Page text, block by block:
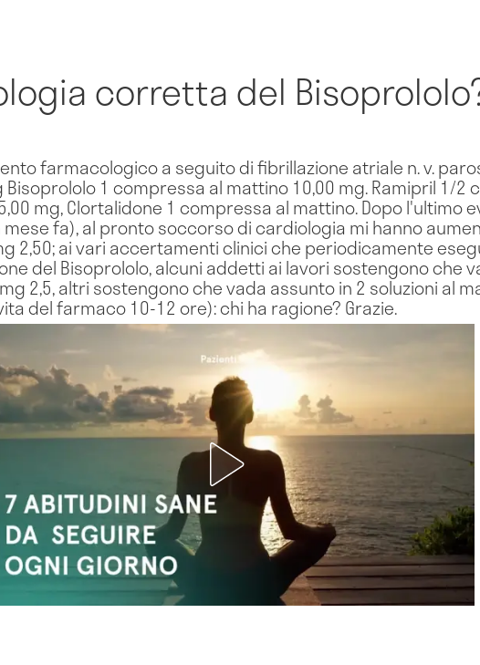
corretta del
farmacologico a seguito di fibrillazione atriale n. v.
Bisoprololo 1 compressa al mattino 10,00 mg. Ramipril 1/
mg, Clortalidone 1 compressa al mattino. Dopo l'ultimo
fa), al pronto soccorso di cardiologia mi hanno
2,50; ai vari accertamenti clinici che periodicamente
del Bisoprololo, alcuni addetti ai lavori sostengono che
2,5, altri sostengono che vada assunto in 2 soluzioni al
del farmaco 10-12 ore): chi ha ragione? Grazie.